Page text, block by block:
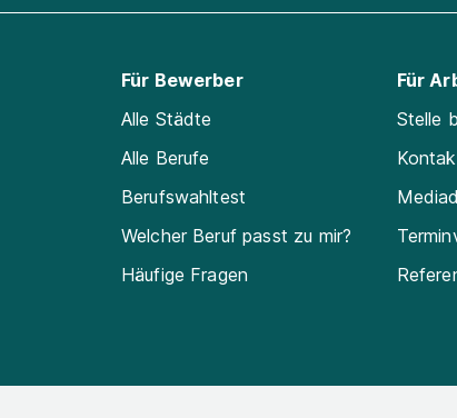
Für Bewerber
Alle Städte
Alle Berufe
Berufswahltest
Welcher Beruf passt zu mir?
Häufige Fragen
Für
Stelle